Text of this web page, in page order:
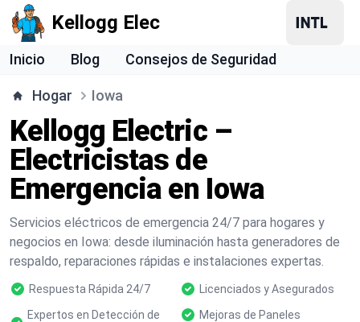
Kellogg Elec
Inicio Blog Consejos de Seguridad
Hogar Iowa
Kellogg Electric –
Electricistas de
Emergencia en Iowa
Servicios eléctricos de emergencia 24/7 para hogares y
negocios en Iowa: desde iluminación hasta generadores de
respaldo, reparaciones rápidas e instalaciones expertas.
Respuesta Rápida 24/7
Licenciados y Asegurados
Expertos en Detección de
Mejoras de Paneles